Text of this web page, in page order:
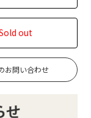
out
お問い合わせ